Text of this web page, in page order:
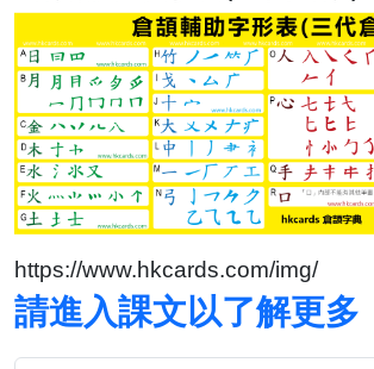
https://www.hkcards.com/img/
請進入課文以了解更多